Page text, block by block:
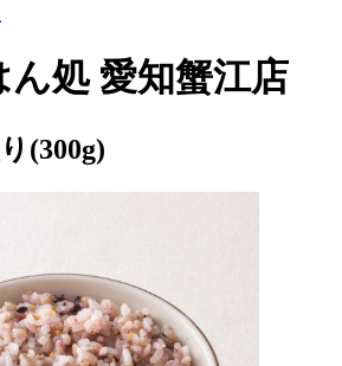
ん処 愛知蟹江店
(300g)